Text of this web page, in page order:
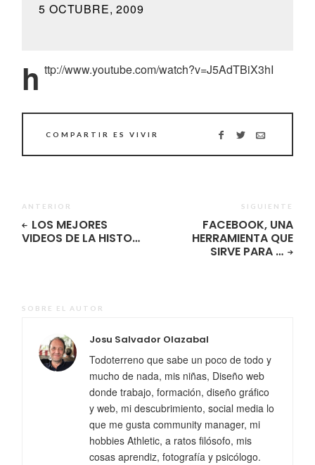
5 OCTUBRE, 2009
h ttp://www.youtube.com/watch?v=J5AdTBiX3hI
COMPARTIR ES VIVIR
ANTERIOR
LOS MEJORES
VIDEOS DE LA HISTO…
SIGUIENTE
FACEBOOK, UNA
HERRAMIENTA QUE
SIRVE PARA …
SOBRE EL AUTOR
Josu Salvador Olazabal
Todoterreno que sabe un poco de todo y
mucho de nada, mis niñas, Diseño web
donde trabajo, formación, diseño gráfico
y web, mi descubrimiento, social media lo
que me gusta community manager, mi
hobbies Athletic, a ratos filósofo, mis
cosas aprendiz, fotografía y psicólogo.